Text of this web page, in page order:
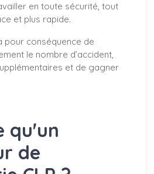
en toute sécurité, tout
et plus rapide.
pour conséquence de
le nombre d’accident,
et de gagner
qu'un
de